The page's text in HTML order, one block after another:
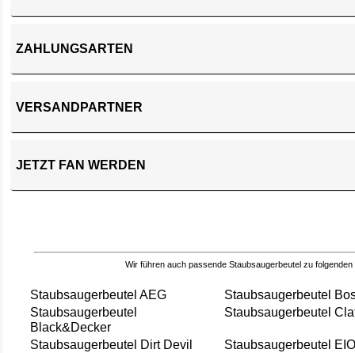
ZAHLUNGSARTEN
VERSANDPARTNER
JETZT FAN WERDEN
Wir führen auch passende Staubsaugerbeutel zu folgenden
Staubsaugerbeutel AEG
Staubsaugerbeutel
Staubsaugerbeutel
Black&Decker
Staubsaugerbeutel
Staubsaugerbeutel Dirt Devil
Staubsaugerbeutel